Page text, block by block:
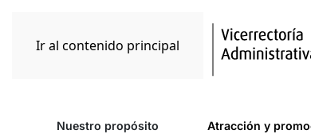
Ir al contenido principal
Nuestro propósito Atracción y